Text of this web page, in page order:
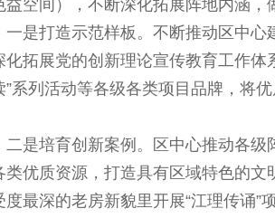
益空间），不断深化拓展阵地内涵，
一是打造示范样板。不断推动区中心
化拓展党的创新理论宣传教育工作体
”系列活动等各级各类项目品牌，将
二是培育创新案例。区中心推动各
类优质资源，打造具有区域特色的文
度最深的老房新貌里开展“江理传诵